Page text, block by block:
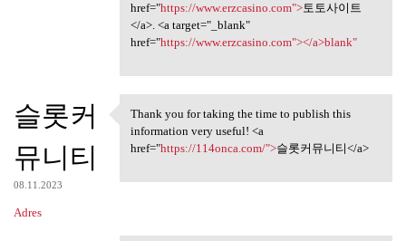
href="https://www.erzcasino.com">토토사이트
</a>. <a target="_blank"
href="https://www.erzcasino.com"></a>blank"
슬롯커
뮤니티
08.11.2023
Adres
Thank you for taking the time
Thank you for taking the time to publish this
information very useful! <a
href="https://114onca.com/">슬롯커뮤니티</a>